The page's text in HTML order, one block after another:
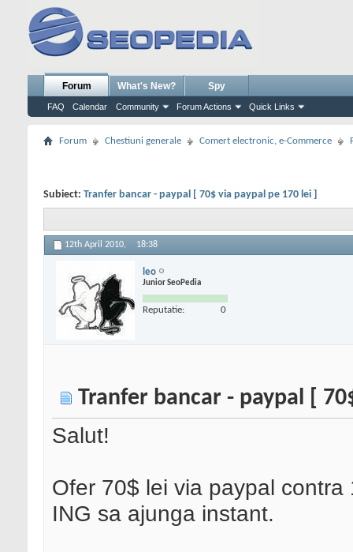
Forum
FAQ Calendar Community Forum Actions Quick Links
What's New? Spy
Forum Chestiuni generale Comert electronic, e-Commerce
Subiect: Tranfer bancar - paypal [ 70$ via paypal pe 170 lei ]
12th April 2010, 18:38
leo
Junior SeoPedia
Reputatie: 0
Tranfer bancar - paypal [
Salut!
Ofer 70$ lei via paypal
ING sa ajunga instant.